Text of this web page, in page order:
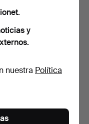
DE GRAN
y
nuestra Política